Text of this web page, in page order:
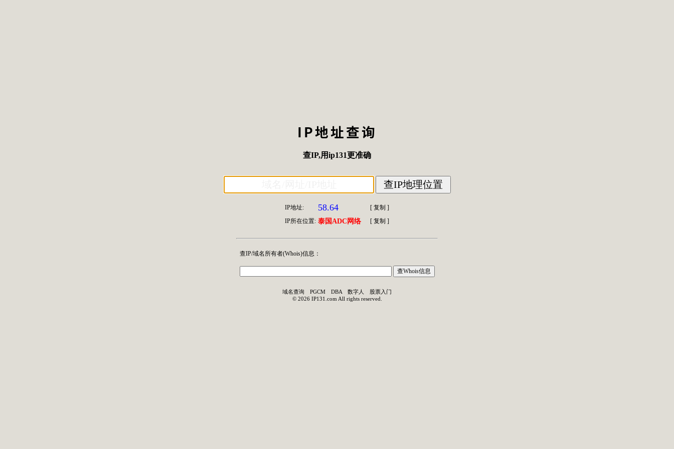
IP地址查询
查IP,用ip131更准确
IP地址: 58.64 [ 复制 ]
IP所在位置: 泰国ADC网络 [ 复制 ]
查IP/域名所有者(Whois)信息：
域名查询 PGCM DBA 数字人
股票入门
© 2026 IP131.com All rights reserved.